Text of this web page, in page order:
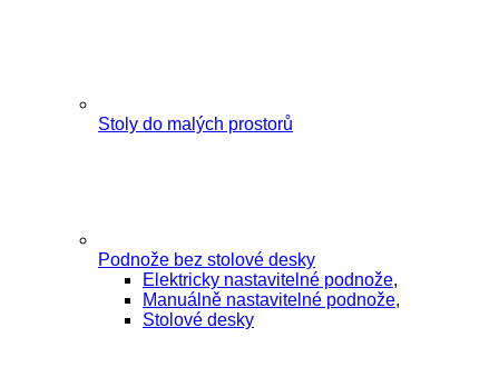
Stoly do malých prostorů
Podnože bez stolové desky
Elektricky nastavitelné podnože,
Manuálně nastavitelné podnože,
Stolové desky